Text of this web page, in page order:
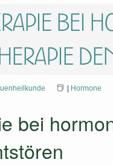
bei
| Hormone
bei